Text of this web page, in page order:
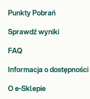
Punkty Pobrań
Sprawdź wyniki
FAQ
Informacja o dostępności
O e-Sklepie